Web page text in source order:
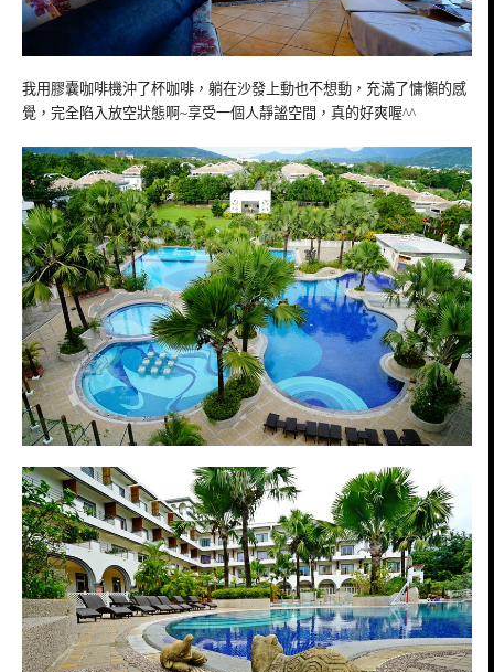
我用膠囊咖啡機沖了杯咖啡，躺在沙發上動也不想動，充滿了慵懶的感
覺，完全陷入放空狀態啊~享受一個人靜謐空間，真的好爽喔^^